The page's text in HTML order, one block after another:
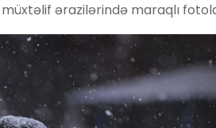
müxtəlif ərazilərində maraqlı